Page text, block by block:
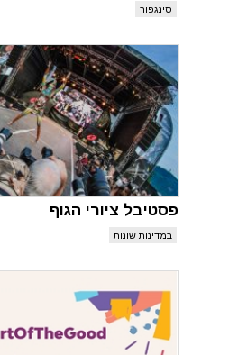
סינגפור
פסטיבל ציורי הגוף
במדינות שונות